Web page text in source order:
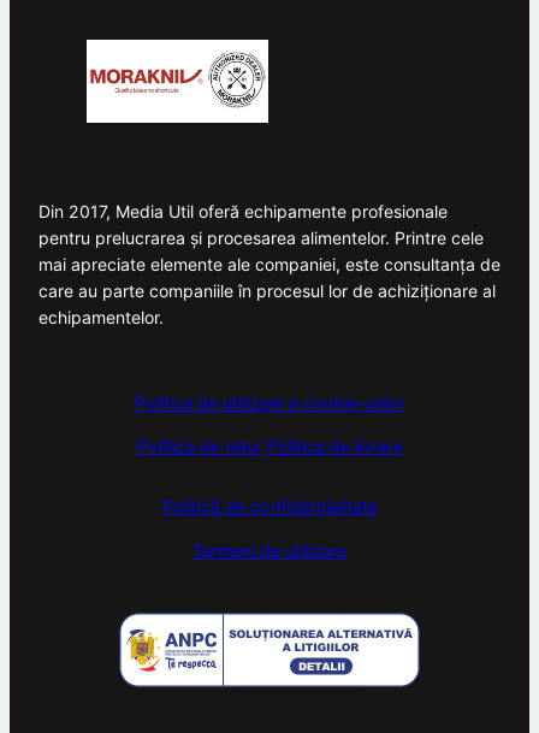
Din 2017, Media Util oferă echipamente profesionale
pentru prelucrarea și procesarea alimentelor. Printre cele
mai apreciate elemente ale companiei, este consultanța de
care au parte companiile în procesul lor de achiziționare al
echipamentelor.
Politica de utilizare a cookie-urilor
Politica de retur Politica de livrare
Politică de confidențialitate
Termeni de utilizare